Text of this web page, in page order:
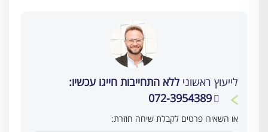
לייעוץ ראשוני ללא התחייבות חייגו עכשיו:
072-3954389
או השאירו פרטים לקבלת שיחה חוזרת: